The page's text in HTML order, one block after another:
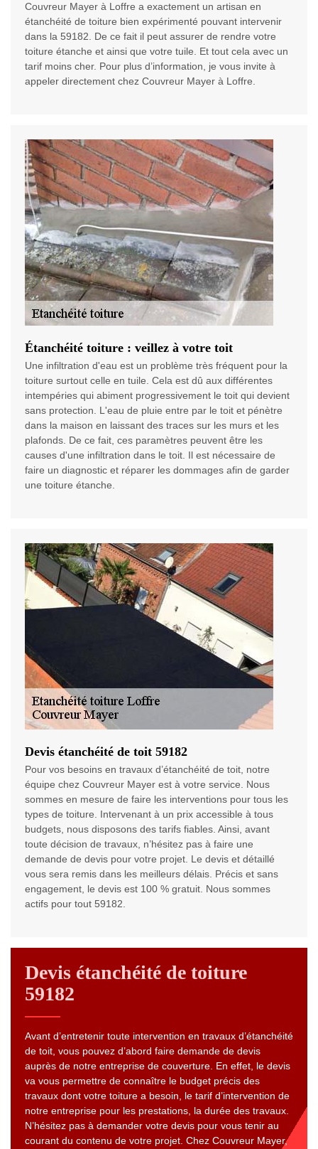
Couvreur Mayer à Loffre a exactement un artisan en
étanchéité de toiture bien expérimenté pouvant intervenir
dans la 59182. De ce fait il peut assurer de rendre votre
toiture étanche et ainsi que votre tuile. Et tout cela avec un
tarif moins cher. Pour plus d’information, je vous invite à
appeler directement chez Couvreur Mayer à Loffre.
Étanchéité toiture : veillez à votre toit
Une infiltration d'eau est un problème très fréquent pour la
toiture surtout celle en tuile. Cela est dû aux différentes
intempéries qui abiment progressivement le toit qui devient
sans protection. L'eau de pluie entre par le toit et pénètre
dans la maison en laissant des traces sur les murs et les
plafonds. De ce fait, ces paramètres peuvent être les
causes d'une infiltration dans le toit. Il est nécessaire de
faire un diagnostic et réparer les dommages afin de garder
une toiture étanche.
Devis étanchéité de toit 59182
Pour vos besoins en travaux d’étanchéité de toit, notre
équipe chez Couvreur Mayer est à votre service. Nous
sommes en mesure de faire les interventions pour tous les
types de toiture. Intervenant à un prix accessible à tous
budgets, nous disposons des tarifs fiables. Ainsi, avant
toute décision de travaux, n’hésitez pas à faire une
demande de devis pour votre projet. Le devis et détaillé
vous sera remis dans les meilleurs délais. Précis et sans
engagement, le devis est 100 % gratuit. Nous sommes
actifs pour tout 59182.
Devis étanchéité de toiture
59182
Avant d’entretenir toute intervention en travaux d’étanchéité
de toit, vous pouvez d’abord faire demande de devis
auprès de notre entreprise de couverture. En effet, le devis
va vous permettre de connaître le budget précis des
travaux dont votre toiture a besoin, le tarif d’intervention de
notre entreprise pour les prestations, la durée des travaux.
N’hésitez pas à demander votre devis pour vous tenir au
courant du contenu de votre projet. Chez Couvreur Mayer,